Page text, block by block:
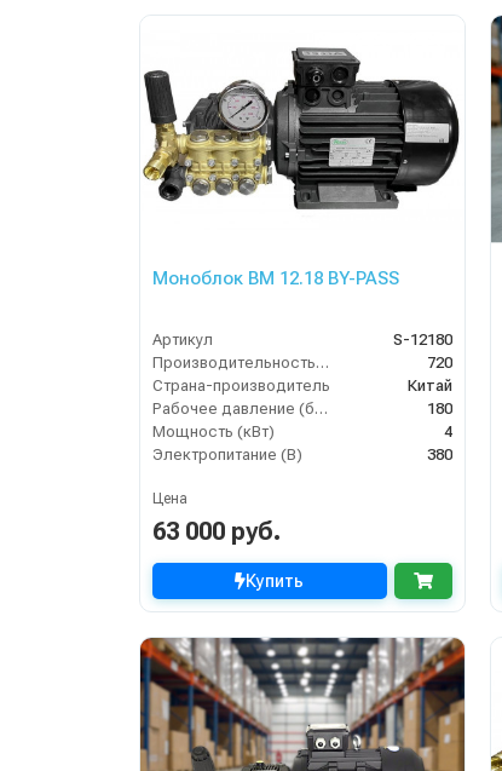
Моноблок BM 12.18 BY-PASS
Артикул
S-12180
Производительность (л/ч)
720
Страна-производитель
Китай
Рабочее давление (бар)
180
Мощность (кВт)
4
Электропитание (В)
380
Цена
63 000 руб.
Купить